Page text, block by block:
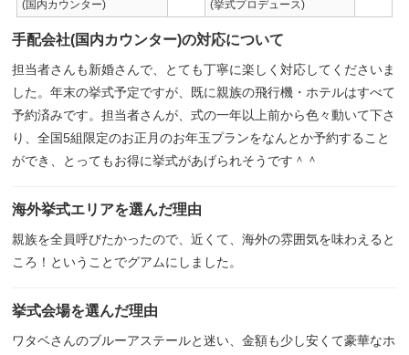
(国内カウンター)
(挙式プロデュース)
手配会社(国内カウンター)の対応について
担当者さんも新婚さんで、とても丁寧に楽しく対応してくださいま
した。年末の挙式予定ですが、既に親族の飛行機・ホテルはすべて
予約済みです。担当者さんが、式の一年以上前から色々動いて下さ
り、全国5組限定のお正月のお年玉プランをなんとか予約すること
ができ、とってもお得に挙式があげられそうです＾＾
海外挙式エリアを選んだ理由
親族を全員呼びたかったので、近くて、海外の雰囲気を味わえると
ころ！ということでグアムにしました。
挙式会場を選んだ理由
ワタベさんのブルーアステールと迷い、金額も少し安くて豪華なホ